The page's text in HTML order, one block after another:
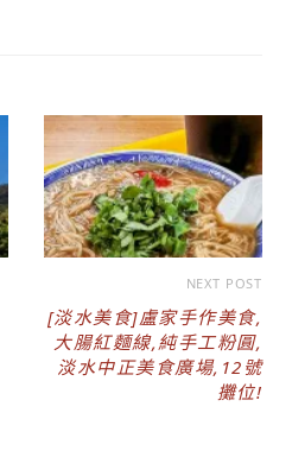
NEXT POST
[淡水美食]盧家手作美食,
大腸紅麵線,純手工粉圓,
淡水中正美食廣場,12號
攤位!